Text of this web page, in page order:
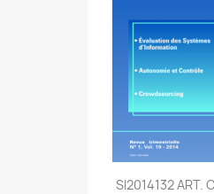
SI2014132 ART.